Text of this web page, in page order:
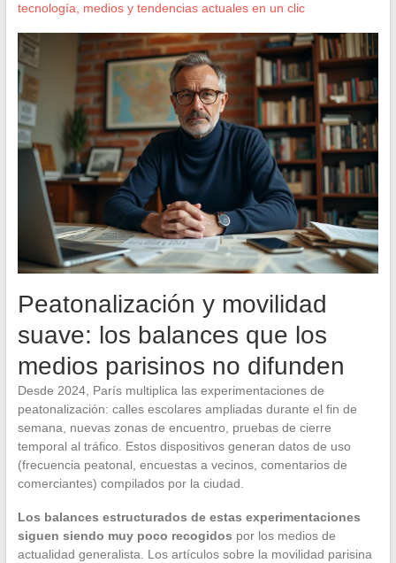
tecnología, medios y tendencias actuales en un clic
Peatonalización y movilidad
suave: los balances que los
medios parisinos no difunden
Desde 2024, París multiplica las experimentaciones de
peatonalización: calles escolares ampliadas durante el fin de
semana, nuevas zonas de encuentro, pruebas de cierre
temporal al tráfico. Estos dispositivos generan datos de uso
(frecuencia peatonal, encuestas a vecinos, comentarios de
comerciantes) compilados por la ciudad.
Los balances estructurados de estas experimentaciones
siguen siendo muy poco recogidos por los medios de
actualidad generalista. Los artículos sobre la movilidad parisina